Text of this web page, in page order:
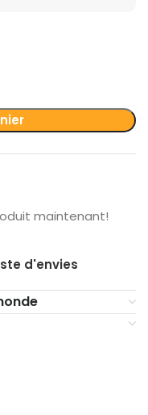
maintenant!
d'envies